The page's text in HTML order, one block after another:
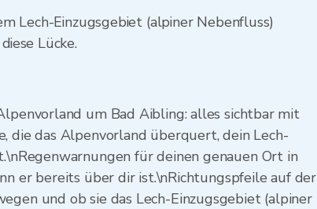
Lech-Einzugsgebiet (alpiner Nebenfluss)
Lücke.
um Bad Aibling: alles sichtbar mit
die das Alpenvorland überquert, dein Lech-
für deinen genauen Ort in
er bereits über dir ist.\nRichtungspfeile auf der
und ob sie das Lech-Einzugsgebiet (alpiner